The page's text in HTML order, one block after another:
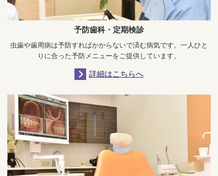
予防歯科・定期検診
虫歯や歯周病は予防すればかからないで済む病気です。一人ひと
りに合った予防メニューをご提供しています。
詳細はこちらへ